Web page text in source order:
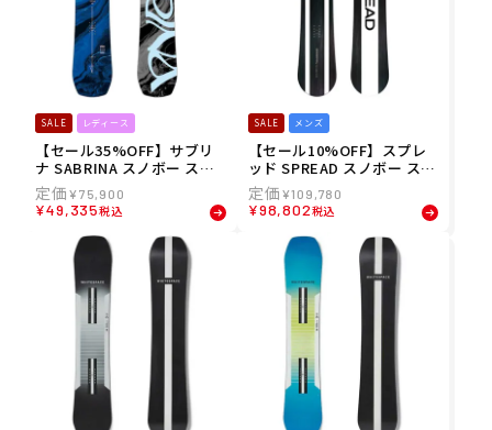
SALE レディース
【セール35%OFF】サブリ
ナ SABRINA スノボー スノ
ボ スノーボード 板 エラ ER
A キャンバー ツイン フリー
ライド 631-250-03 レディー
ス 女性 25-26
¥75,900
¥49,335税込
SALE メンズ
【セール10%OFF】スプレ
ッド SPREAD スノボー スノ
ボ スノーボード 板 LTA キャ
ンバー グラトリ メンズ 男性
25-26
¥109,780
¥98,802税込